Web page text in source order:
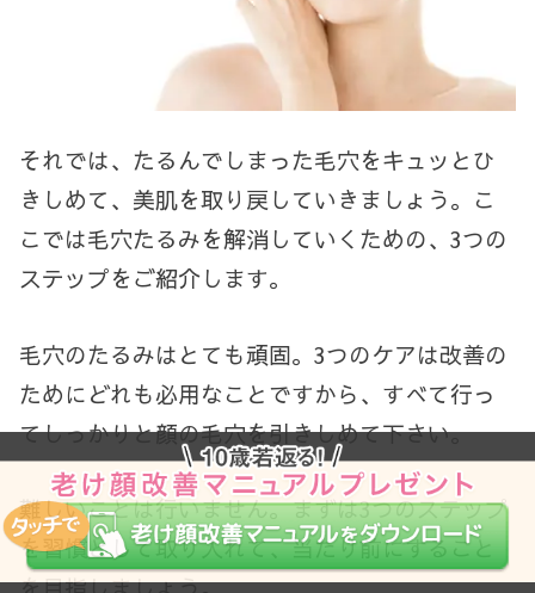
それでは、たるんでしまった毛穴をキュッとひ
きしめて、美肌を取り戻していきましょう。こ
こでは毛穴たるみを解消していくための、3つの
ステップをご紹介します。
毛穴のたるみはとても頑固。3つのケアは改善の
ためにどれも必用なことですから、すべて行っ
てしっかりと顔の毛穴を引きしめて下さい。
難しいことは行いません。まずは3つのステップ
を習慣として取り入れて、当たり前にすること